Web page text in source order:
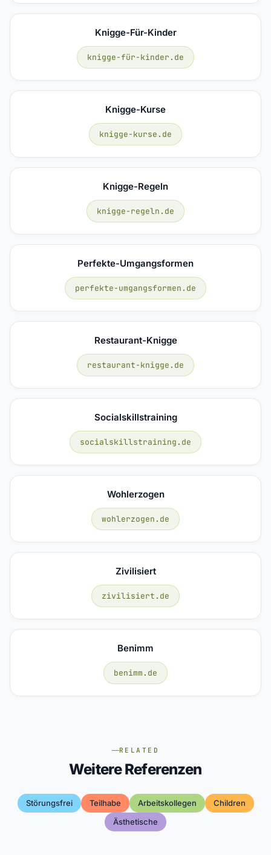
Knigge-Für-Kinder
knigge-für-kinder.de
Knigge-Kurse
knigge-kurse.de
Knigge-Regeln
knigge-regeln.de
Perfekte-Umgangsformen
perfekte-umgangsformen.de
Restaurant-Knigge
restaurant-knigge.de
Socialskillstraining
socialskillstraining.de
Wohlerzogen
wohlerzogen.de
Zivilisiert
zivilisiert.de
Benimm
benimm.de
RELATED
Weitere Referenzen
Störungsfrei Teilhabe Arbeitskollegen
Children
Ästhetische